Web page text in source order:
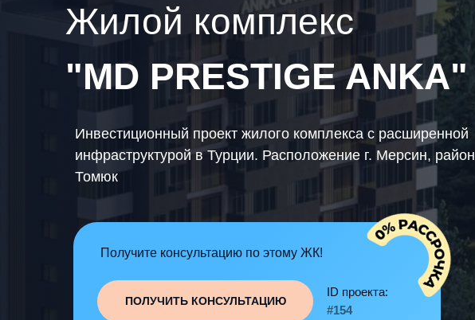
Жилой комплекс
"MD PRESTIGE ANKA"
Инвестиционный проект жилого комплекса с расширенной
инфраструктурой в Турции. Расположение г. Мерсин, район
Томюк
Получите консультацию по этому ЖК!
ПОЛУЧИТЬ КОНСУЛЬТАЦИЮ
ID проекта:
#154